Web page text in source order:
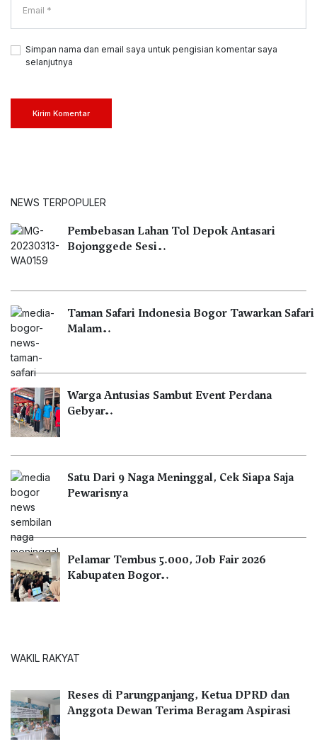
Simpan nama dan email saya untuk pengisian komentar saya
selanjutnya
Kirim Komentar
NEWS TERPOPULER
Pembebasan Lahan Tol Depok Antasari
Bojonggede Sesi…
Taman Safari Indonesia Bogor Tawarkan Safari
Malam…
Warga Antusias Sambut Event Perdana
Gebyar…
Satu Dari 9 Naga Meninggal, Cek Siapa Saja
Pewarisnya
Pelamar Tembus 5.000, Job Fair 2026
Kabupaten Bogor…
WAKIL RAKYAT
Reses di Parungpanjang, Ketua DPRD dan
Anggota Dewan Terima Beragam Aspirasi